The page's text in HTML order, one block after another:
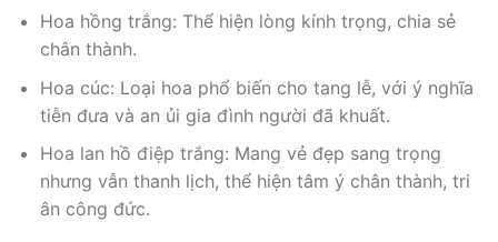
Hoa hồng trắng: Thể hiện lòng kính trọng, chia sẻ
chân thành.
Hoa cúc: Loại hoa phổ biến cho tang lễ, với ý nghĩa
tiễn đưa và an ủi gia đình người đã khuất.
Hoa lan hồ điệp trắng: Mang vẻ đẹp sang trọng
nhưng vẫn thanh lịch, thể hiện tâm ý chân thành, tri
ân công đức.